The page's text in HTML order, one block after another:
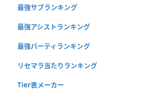
最強サブランキング
最強アシストランキング
最強パーティランキング
リセマラ当たりランキング
Tier表メーカー